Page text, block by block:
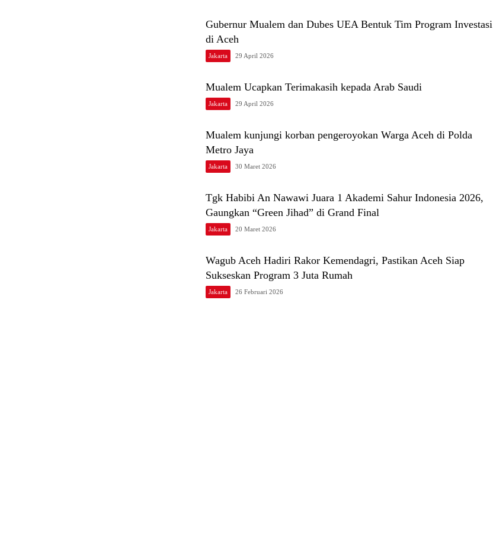
Gubernur Mualem dan Dubes UEA Bentuk Tim Program Investasi
di Aceh
Jakarta 29 April 2026
Mualem Ucapkan Terimakasih kepada Arab Saudi
Jakarta 29 April 2026
Mualem kunjungi korban pengeroyokan Warga Aceh di Polda
Metro Jaya
Jakarta 30 Maret 2026
Tgk Habibi An Nawawi Juara 1 Akademi Sahur Indonesia 2026,
Gaungkan “Green Jihad” di Grand Final
Jakarta 20 Maret 2026
Wagub Aceh Hadiri Rakor Kemendagri, Pastikan Aceh Siap
Sukseskan Program 3 Juta Rumah
Jakarta 26 Februari 2026